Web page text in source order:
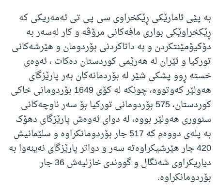
بە پێی ئامارێکی ڕێکخراوی سی پی تی ئەمەریکی کە
ڕێکخراوێکی بواری مافەکانی مرۆڤە و کار لەسەر بە
دۆکیۆمێنتکردن و بە داتاکردنی بۆردومان و هێرشەکانی
تورکیا و ئێران لە هەرێمی کوردستان دەکات ، ئەوەی
خستە ڕوو پشکی شێر لە بۆردمانەکان بەر پارێزگای
هەولێر کەوتووە، چونکە لە کۆی 1649 بۆردومانی خاکی
کوردستان، 575 بۆردومانی تورکیا بۆ سەر ناوچەکانی
سنووری هەولێر بووە، لە دوای ئەوەش پارێزگای دهۆک
بە پلەی دووەم کە 517 جار بۆردومانکراوە و سلێمانیش
420 جار هێرشیکراوەتە سەر و دواتر پارێزگای نەینەوا بە
دیاریکراوی شەنگال و گووندی خازلیەش 36 جار
بۆردومانکراوە.